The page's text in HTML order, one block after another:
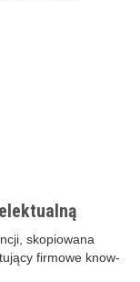
skopiowana
firmowe know-